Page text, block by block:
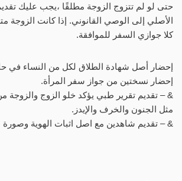
حتى لو لم تتزوج الزوجة مطلقًا ،يجب عليك
الأصلي إلى الوصي القانوني. إذا كانت الزوجة
كلا جوازي السفر للموافقة.
إحضار أصل شهادة الطلاق لكل من النساء في
إحضار نسختين من جواز سفر المرأة.
& – تقديم تقرير طبي يؤكد خلو الزوج والزوجة
مثل الجنون والخرف والإيدز.
& – تقديم شاهدين مع اصل اثبات الهوية وصورة